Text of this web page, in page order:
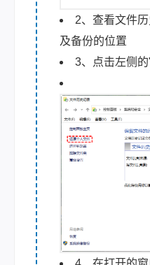
2、查看文件
及备份的位置
3、点击左侧